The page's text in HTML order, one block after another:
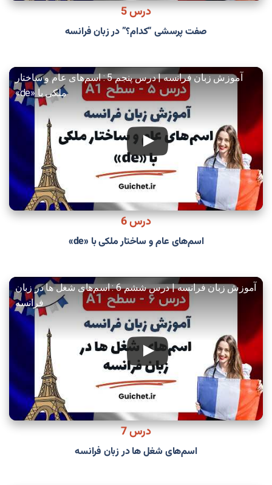
درس 5
صفت پرسشی “کدام؟” در زبان فرانسه
آموزش زبان فرانسه | درس پنجم 5 : اسم‌های عام و ساختار
ملکی با «de»
درس 6
اسم‌های عام و ساختار ملکی با «de»
آموزش زبان فرانسه | درس ششم 6 : اسم‌های شغل ها در زبان
فرانسه
درس 7
اسم‌های شغل ها در زبان فرانسه